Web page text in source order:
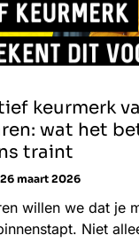
keurmerk
wat het
traint
26 maart 2026
willen we dat je
Niet